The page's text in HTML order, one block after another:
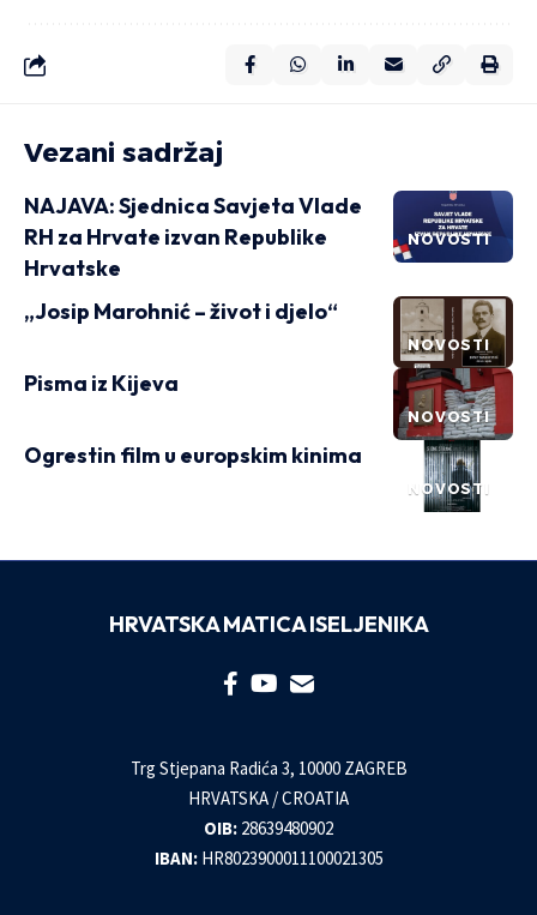
Vezani sadržaj
NOVOSTI
NAJAVA: Sjednica Savjeta Vlade
RH za Hrvate izvan Republike
Hrvatske
NOVOSTI
„Josip Marohnić – život i djelo“
NOVOSTI
Pisma iz Kijeva
NOVOSTI
Ogrestin film u europskim kinima
HRVATSKA MATICA ISELJENIKA
Trg Stjepana Radića 3, 10000 ZAGREB
HRVATSKA / CROATIA
OIB: 28639480902
IBAN: HR8023900011100021305